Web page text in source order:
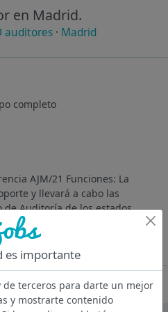
en Madrid.
auditores · Madrid
completo
AJM/21 Funciones: La
y llevará a cabo las
Auditoría de los estados
en clientes de diferentes
Oferta desactivada
es importante
de terceros para darte un mejor
y mostrarte contenido